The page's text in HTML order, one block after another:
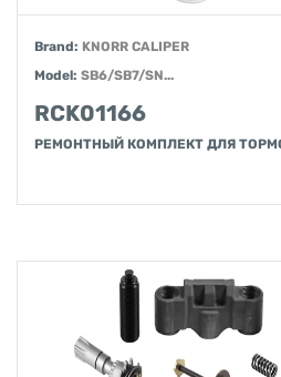
Brand: KNORR CALIPER
Model: SB6/SB7/SN...
RCK01166
РЕМОНТНЫЙ КОМПЛЕКТ ДЛЯ